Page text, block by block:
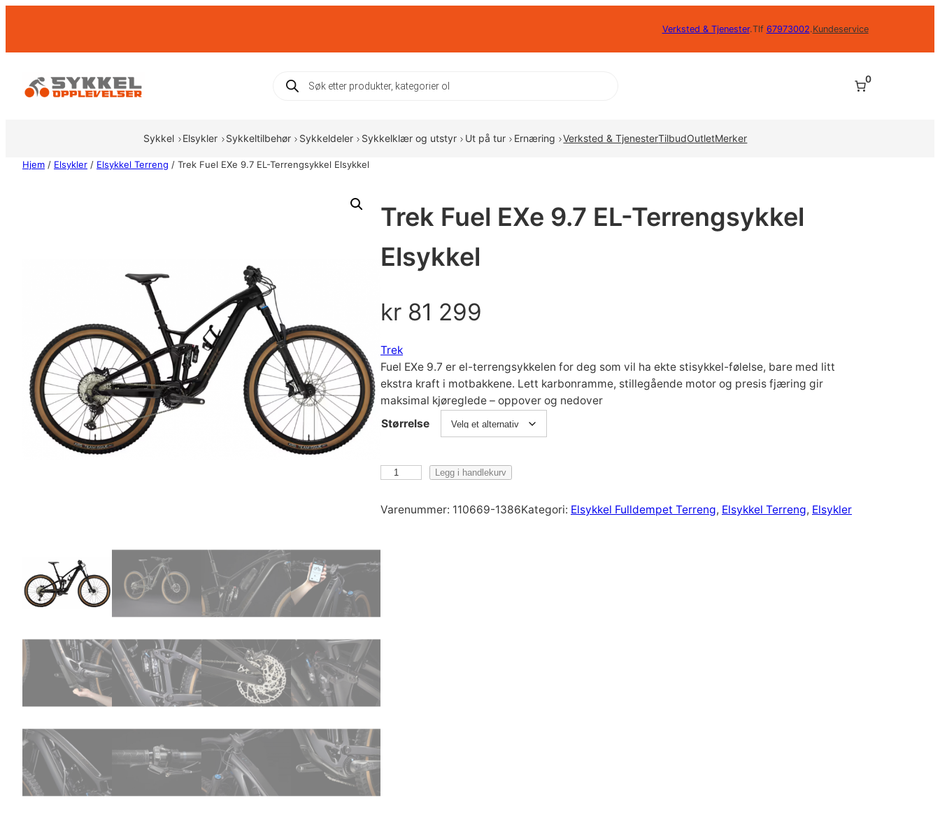
Verksted & Tjenester.Tlf 67973002.Kundeservice
Products
search
0
Sykkel Elsykler Sykkeltilbehør Sykkeldeler Sykkelklær og utstyr Ut på tur Ernæring Verksted & TjenesterTilbudOutletMerker
Hjem / Elsykler / Elsykkel Terreng / Trek Fuel EXe 9.7 EL-Terrengsykkel Elsykkel
Trek Fuel EXe 9.7 EL-Terrengsykkel
Elsykkel
kr 81 299
Trek
Fuel EXe 9.7 er el-terrengsykkelen for deg som vil ha ekte stisykkel-følelse, bare med litt
ekstra kraft i motbakkene. Lett karbonramme, stillegående motor og presis fjæring gir
maksimal kjøreglede – oppover og nedover
Størrelse
e
e
.
E
T
Legg i handlekurv
Varenummer: 110669-1386Kategori: Elsykkel Fulldempet Terreng, Elsykkel Terreng, Elsykler